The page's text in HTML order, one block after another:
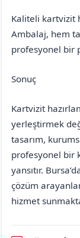
Kaliteli kartvizit
Ambalaj, hem
profesyonel bir
Sonuç
Kartvizit
yerleştirmek
tasarım,
profesyonel bir
yansıtır.
çözüm
hizmet